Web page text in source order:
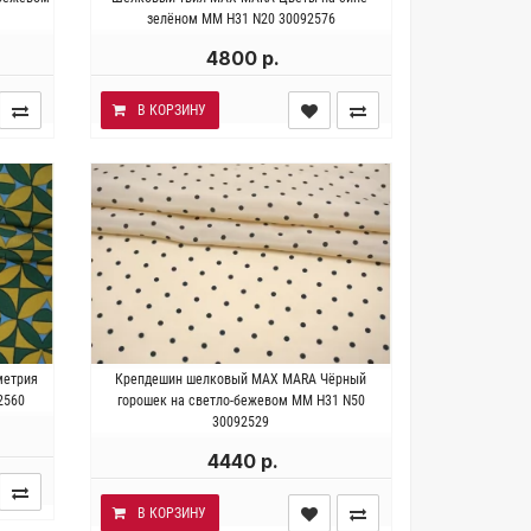
см.
зелёном MM H31 N20 30092576
Плотность ~65 гр/м2. Ширина 138 см.
4800 р.
В КОРЗИНУ
см.
Крепдешин шелковый MAX MARA Чёрный
горошек на светло-бежевом MM H31 N50
30092529
Италия . Состав 100% шелк.
Плотность~ 60 гр/м2. Ширина 138 см.
4440 р.
В КОРЗИНУ